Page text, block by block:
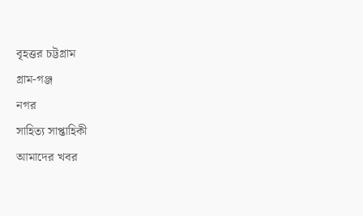
বৃহত্তর চট্টগ্রাম
গ্রাম-গঞ্জ
নগর
সাহিত্য সাপ্তাহিকী
আমাদের খবর